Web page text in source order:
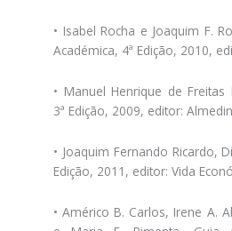
• Isabel Rocha e Joaquim F.
Académica, 4ª Edição, 2010,
• Manuel Henrique de Freitas
3ª Edição, 2009, editor:
• Joaquim Fernando Ricardo,
Edição, 2011, editor: Vida
• Américo B. Carlos, Irene A.